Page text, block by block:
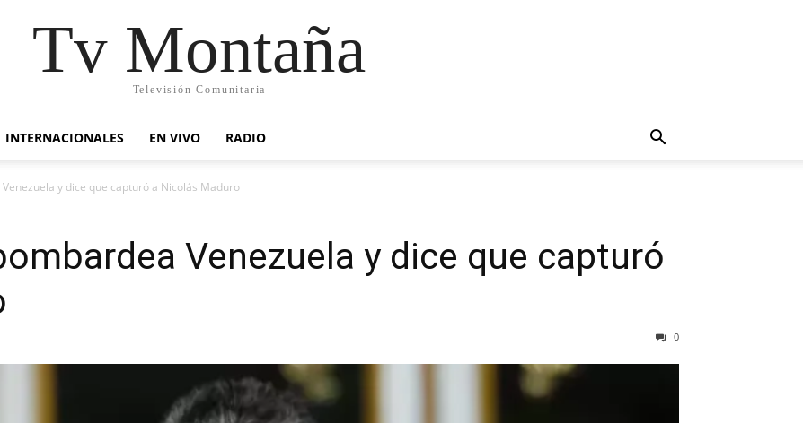
Tv Montaña
Televisión Comunitaria
INTERNACIONALES EN VIVO RADIO
y dice que capturó a Nicolás Maduro
Venezuela y dice que capturó
0